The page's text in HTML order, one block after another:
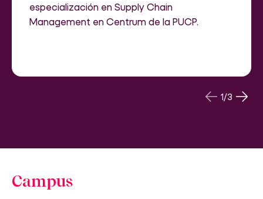
especialización en Supply Chain
Management en Centrum de la PUCP.
1/3
Campus